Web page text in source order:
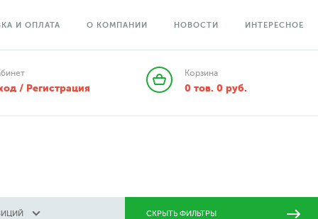
И ОПЛАТА О КОМПАНИИ НОВОСТИ ИНТЕРЕСНОЕ
/ Регистрация
Корзина
0 тов. 0руб.
СКРЫТЬ ФИЛЬТРЫ